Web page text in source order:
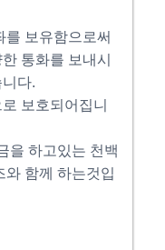
를 보유함으로써
통화를 보내시
다.
보호되어집니
을 하고있는 천백
와 함께 하는것입